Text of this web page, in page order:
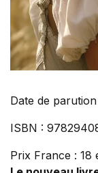
Date de
ISBN :
Prix France : 18